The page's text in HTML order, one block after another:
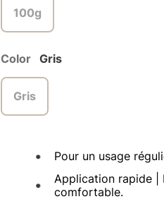
100g
Color Gris
Gris
Pour un usage
Application rapide |
comfortable.